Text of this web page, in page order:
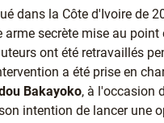
dans la Côte d'Ivoire de
arme secrète mise au
ont été retravaillés
a été prise en
Bakayoko, à l'occasion
intention de lancer une